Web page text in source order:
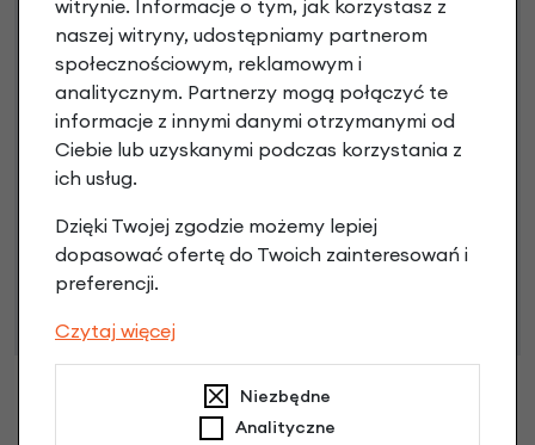
Raty do 60 miesięcy
Poznaj szczegóły
Niniejsza propozycja nie stanowi oferty w rozumieniu art.
66 Kodeksu Cywilnego. Ostateczna decyzja o warunkach
i przyznaniu kredytu zostanie podjęta po ocenie
witrynie. Informacje o tym, jak korzystasz z
naszej witryny, udostępniamy partnerom
społecznościowym, reklamowym i
analitycznym. Partnerzy mogą połączyć te
informacje z innymi danymi otrzymanymi od
Ciebie lub uzyskanymi podczas korzystania z
ich usług.
Dzięki Twojej zgodzie możemy lepiej
dopasować ofertę do Twoich zainteresowań i
preferencji.
Czytaj więcej
Niezbędne
Analityczne